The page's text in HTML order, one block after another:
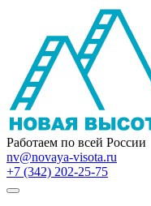
Работаем по всей России
nv@novaya-visota.ru
+7 (342) 202-25-75